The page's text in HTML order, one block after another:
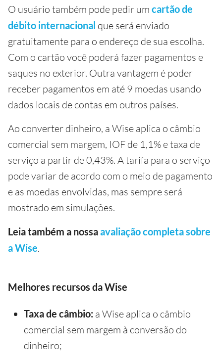
O usuário também pode pedir um cartão de
débito internacional que será enviado
gratuitamente para o endereço de sua escolha.
Com o cartão você poderá fazer pagamentos e
saques no exterior. Outra vantagem é poder
receber pagamentos em até 9 moedas usando
dados locais de contas em outros países.
Ao converter dinheiro, a Wise aplica o câmbio
comercial sem margem, IOF de 1,1% e taxa de
serviço a partir de 0,43%. A tarifa para o serviço
pode variar de acordo com o meio de pagamento
e as moedas envolvidas, mas sempre será
mostrado em simulações.
Leia também a nossaavaliação completa sobre
a Wise.
Melhores recursos da Wise
Taxa de câmbio: a Wise aplica o câmbio
comercial sem margem à conversão do
dinheiro;